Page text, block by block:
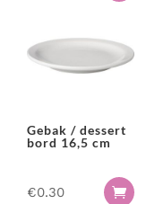
Gebak / dessert
bord 16,5 cm
€0.30 